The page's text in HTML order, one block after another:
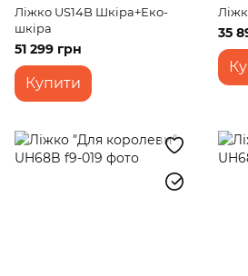
Ліжко US14B Шкіра+Еко-
шкіра
51 299 грн
Купити
35